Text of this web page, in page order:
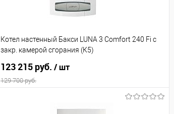
Котел настенный Бакси LUNA 3 Comfort 240 Fi с
закр. камерой сгорания (К5)
123 215 руб. / шт
129 700 руб.
В корзину